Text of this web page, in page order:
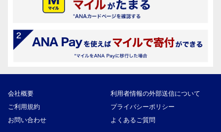
会社概要
利用者情報の外部送信について
ご利用規約
プライバシーポリシー
お問い合わせ
よくあるご質問